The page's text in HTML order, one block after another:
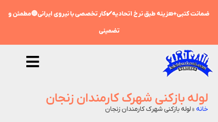
ضمانت کتبی+هزینه طبق نرخ اتحادیه✔️کار تخصصی با نیروی ایرانی🔵مطمئن و
تضمینی
لوله بازکنی شهرک کارمندان زنجان
خانه »لوله بازکنی شهرک کارمندان زنجان